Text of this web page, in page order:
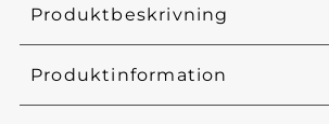
Produktbeskrivning
Produktinformation